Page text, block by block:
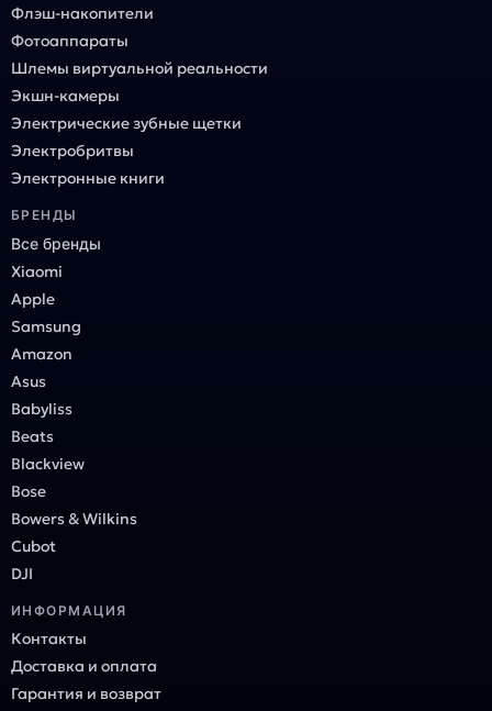
Флэш-накопители
Фотоаппараты
Шлемы виртуальной реальности
Экшн-камеры
Электрические зубные щетки
Электробритвы
Электронные книги
БРЕНДЫ
Все бренды
Xiaomi
Apple
Samsung
Amazon
Asus
Babyliss
Beats
Blackview
Bose
Bowers & Wilkins
Cubot
DJI
ИНФОРМАЦИЯ
Контакты
Доставка и оплата
Гарантия и возврат